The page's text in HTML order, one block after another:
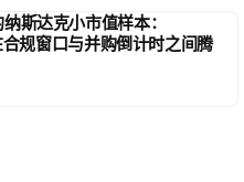
斯达克小市值样本：
规窗口与并购倒计时之间腾